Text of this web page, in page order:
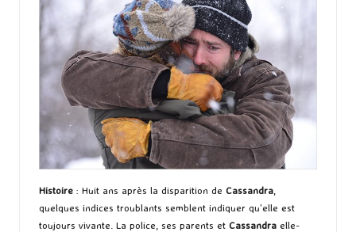
Histoire : Huit ans après la disparition de Cassandra
quelques indices troublants semblent indiquer qu’elle est
toujours vivante. La police, ses parents et Cassandra elle-